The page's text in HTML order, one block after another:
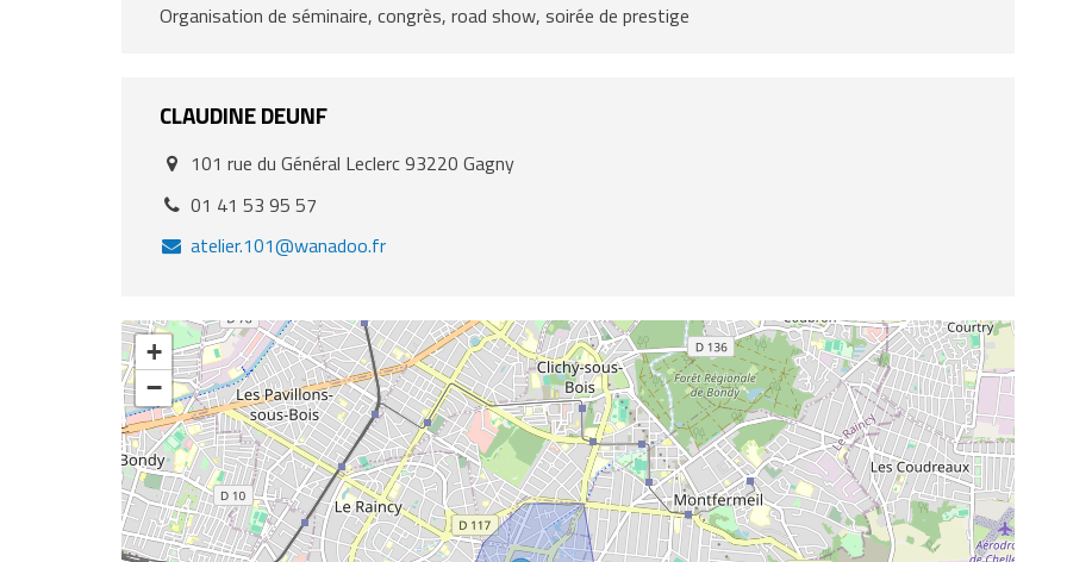
Organisation de séminaire, congrès, road show, soirée de prestige
CLAUDINEDEUNF
Addresse
101 rue du Général Leclerc 93220 Gagny
Téléphone
01 41 53 95 57
Email
atelier.101@wanadoo.fr
+
−